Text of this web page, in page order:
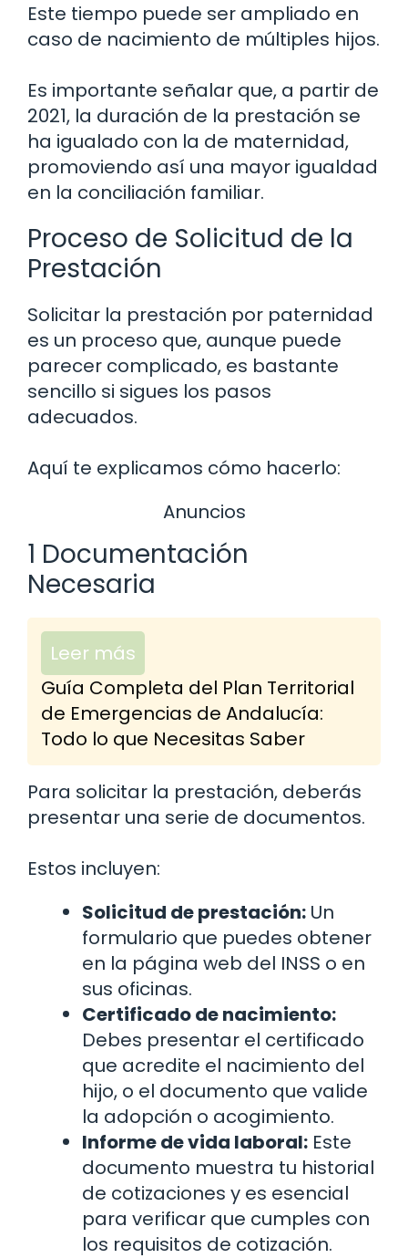
Este tiempo puede ser ampliado en
caso de nacimiento de múltiples hijos.
Es importante señalar que, a partir de
2021, la duración de la prestación se
ha igualado con la de maternidad,
promoviendo así una mayor igualdad
en la conciliación familiar.
Proceso de Solicitud de la
Prestación
Solicitar la prestación por paternidad
es un proceso que, aunque puede
parecer complicado, es bastante
sencillo si sigues los pasos
adecuados.
Aquí te explicamos cómo hacerlo:
Anuncios
1 Documentación
Necesaria
Leer más
Guía Completa del Plan Territorial
de Emergencias de Andalucía:
Todo lo que Necesitas Saber
Para solicitar la prestación, deberás
presentar una serie de documentos.
Estos incluyen:
Solicitud de prestación: Un
formulario que puedes obtener
en la página web del INSS o en
sus oficinas.
Certificado de nacimiento:
Debes presentar el certificado
que acredite el nacimiento del
hijo, o el documento que valide
la adopción o acogimiento.
Informe de vida laboral: Este
documento muestra tu historial
de cotizaciones y es esencial
para verificar que cumples con
los requisitos de cotización.